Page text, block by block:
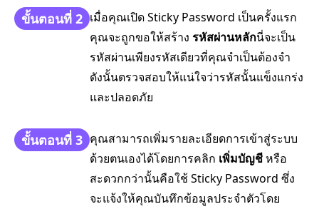
ขั้นตอนที่ 2 เมื่อคุณเปิด Sticky Password เป็นครั้งแรก
คุณจะถูกขอให้สร้าง รหัสผ่านหลักนี่จะเป็น
รหัสผ่านเพียงรหัสเดียวที่คุณจำเป็นต้องจำ
ดังนั้นตรวจสอบให้แน่ใจว่ารหัสนั้นแข็งแกร่ง
และปลอดภัย
ขั้นตอนที่ 3 คุณสามารถเพิ่มรายละเอียดการเข้าสู่ระบบ
ด้วยตนเองได้โดยการคลิก เพิ่มบัญชีหรือ
สะดวกกว่านั้นคือใช้ Sticky Password ซึ่ง
จะแจ้งให้คุณบันทึกข้อมูลประจำตัวโดย